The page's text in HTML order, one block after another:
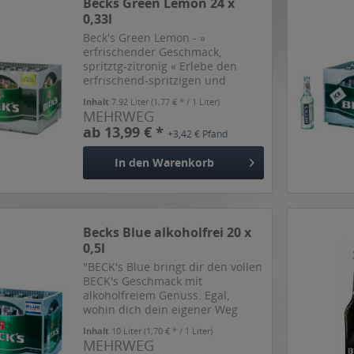
0,33l
Beck's Green Lemon - »
erfrischender Geschmack,
spritztg-zitronig « Erlebe den
erfrischend-spritzigen und
Green Lemon, dem
Biermischgetränk mit nur 2,5
Prozent Alkoholgehalt. Der
spritzige Biermix aus dem...
Inhalt7.92 Liter(1,77 € * / 1 Liter)
MEHRWEG
ab 13,99 € *+3,42 € Pfand
In den Warenkorb
Becks Blue alkoholfrei 20 x
0,5l
"BECK's Blue bringt dir den vollen
BECK's Geschmack mit
alkoholfreiem Genuss. Egal,
wohin dich dein eigener Weg
Blue mit seiner neuen Rezeptur
Inhalt 10 Liter(1,70 € * / 1 Liter)
MEHRWEG